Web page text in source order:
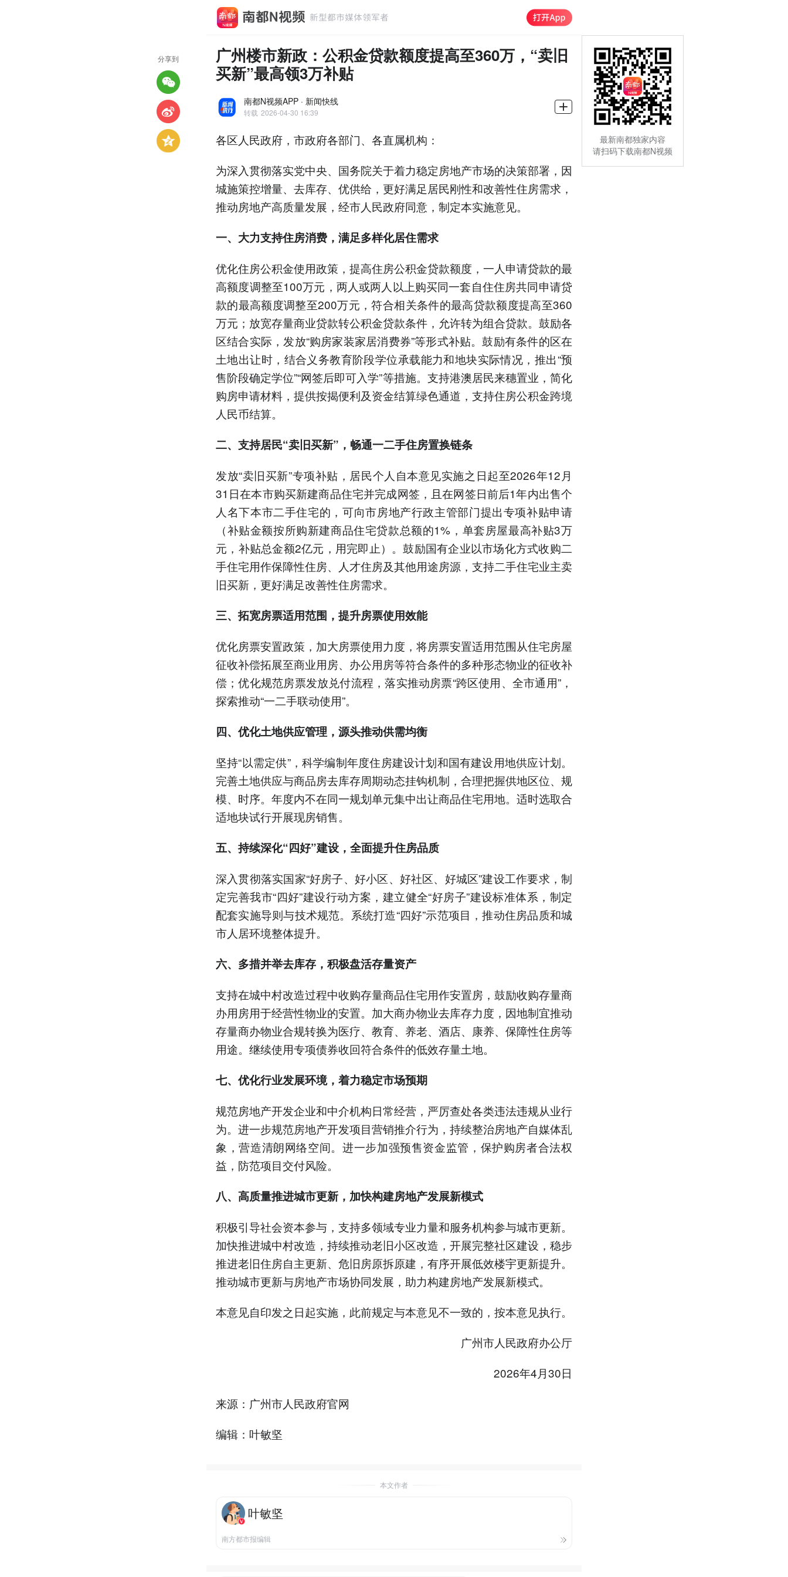
广州楼市新政：公积金贷款额度提高至360万，“卖旧
买新”最高领3万补贴
南都N视频APP · 新闻快线
转载 2026-04-30 16:39
各区人民政府，市政府各部门、各直属机构：
为深入贯彻落实党中央、国务院关于着力稳定房地产市场的决策部署，因
城施策控增量、去库存、优供给，更好满足居民刚性和改善性住房需求，
推动房地产高质量发展，经市人民政府同意，制定本实施意见。
一、大力支持住房消费，满足多样化居住需求
优化住房公积金使用政策，提高住房公积金贷款额度，一人申请贷款的最
高额度调整至100万元，两人或两人以上购买同一套自住住房共同申请贷
款的最高额度调整至200万元，符合相关条件的最高贷款额度提高至360
万元；放宽存量商业贷款转公积金贷款条件，允许转为组合贷款。鼓励各
区结合实际，发放“购房家装家居消费券”等形式补贴。鼓励有条件的区在
土地出让时，结合义务教育阶段学位承载能力和地块实际情况，推出“预
售阶段确定学位”“网签后即可入学”等措施。支持港澳居民来穗置业，简化
购房申请材料，提供按揭便利及资金结算绿色通道，支持住房公积金跨境
人民币结算。
二、支持居民“卖旧买新”，畅通一二手住房置换链条
发放“卖旧买新”专项补贴，居民个人自本意见实施之日起至2026年12月
31日在本市购买新建商品住宅并完成网签，且在网签日前后1年内出售个
人名下本市二手住宅的，可向市房地产行政主管部门提出专项补贴申请
（补贴金额按所购新建商品住宅贷款总额的1%，单套房屋最高补贴3万
元，补贴总金额2亿元，用完即止）。鼓励国有企业以市场化方式收购二
手住宅用作保障性住房、人才住房及其他用途房源，支持二手住宅业主卖
旧买新，更好满足改善性住房需求。
三、拓宽房票适用范围，提升房票使用效能
优化房票安置政策，加大房票使用力度，将房票安置适用范围从住宅房屋
征收补偿拓展至商业用房、办公用房等符合条件的多种形态物业的征收补
偿；优化规范房票发放兑付流程，落实推动房票“跨区使用、全市通用”，
探索推动“一二手联动使用”。
四、优化土地供应管理，源头推动供需均衡
坚持“以需定供”，科学编制年度住房建设计划和国有建设用地供应计划。
完善土地供应与商品房去库存周期动态挂钩机制，合理把握供地区位、规
模、时序。年度内不在同一规划单元集中出让商品住宅用地。适时选取合
适地块试行开展现房销售。
五、持续深化“四好”建设，全面提升住房品质
深入贯彻落实国家“好房子、好小区、好社区、好城区”建设工作要求，制
定完善我市“四好”建设行动方案，建立健全“好房子”建设标准体系，制定
配套实施导则与技术规范。系统打造“四好”示范项目，推动住房品质和城
市人居环境整体提升。
六、多措并举去库存，积极盘活存量资产
支持在城中村改造过程中收购存量商品住宅用作安置房，鼓励收购存量商
办用房用于经营性物业的安置。加大商办物业去库存力度，因地制宜推动
存量商办物业合规转换为医疗、教育、养老、酒店、康养、保障性住房等
用途。继续使用专项债券收回符合条件的低效存量土地。
七、优化行业发展环境，着力稳定市场预期
规范房地产开发企业和中介机构日常经营，严厉查处各类违法违规从业行
为。进一步规范房地产开发项目营销推介行为，持续整治房地产自媒体乱
象，营造清朗网络空间。进一步加强预售资金监管，保护购房者合法权
益，防范项目交付风险。
八、高质量推进城市更新，加快构建房地产发展新模式
积极引导社会资本参与，支持多领域专业力量和服务机构参与城市更新。
加快推进城中村改造，持续推动老旧小区改造，开展完整社区建设，稳步
推进老旧住房自主更新、危旧房原拆原建，有序开展低效楼宇更新提升。
推动城市更新与房地产市场协同发展，助力构建房地产发展新模式。
本意见自印发之日起实施，此前规定与本意见不一致的，按本意见执行。
广州市人民政府办公厅
2026年4月30日
来源：广州市人民政府官网
编辑：叶敏坚
本文作者
叶敏坚
南方都市报编辑
分享到
最新南都独家内容
请扫码下载南都N视频